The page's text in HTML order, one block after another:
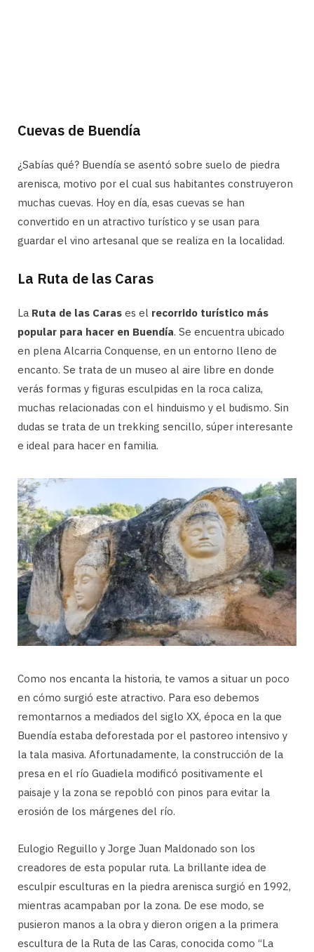
Cuevas de Buendía
¿Sabías qué? Buendía se asentó sobre suelo de piedra
arenisca, motivo por el cual sus habitantes construyeron
muchas cuevas. Hoy en día, esas cuevas se han
convertido en un atractivo turístico y se usan para
guardar el vino artesanal que se realiza en la localidad.
La Ruta de las Caras
La Ruta de las Caras es el recorrido turístico más
popular para hacer en Buendía. Se encuentra ubicado
en plena Alcarria Conquense, en un entorno lleno de
encanto. Se trata de un museo al aire libre en donde
verás formas y figuras esculpidas en la roca caliza,
muchas relacionadas con el hinduismo y el budismo. Sin
dudas se trata de un trekking sencillo, súper interesante
e ideal para hacer en familia.
Como nos encanta la historia, te vamos a situar un poco
en cómo surgió este atractivo. Para eso debemos
remontarnos a mediados del siglo XX, época en la que
Buendía estaba deforestada por el pastoreo intensivo y
la tala masiva. Afortunadamente, la construcción de la
presa en el río Guadiela modificó positivamente el
paisaje y la zona se repobló con pinos para evitar la
erosión de los márgenes del río.
Eulogio Reguillo y Jorge Juan Maldonado son los
creadores de esta popular ruta. La brillante idea de
esculpir esculturas en la piedra arenisca surgió en 1992,
mientras acampaban por la zona. De ese modo, se
pusieron manos a la obra y dieron origen a la primera
escultura de la Ruta de las Caras, conocida como “La